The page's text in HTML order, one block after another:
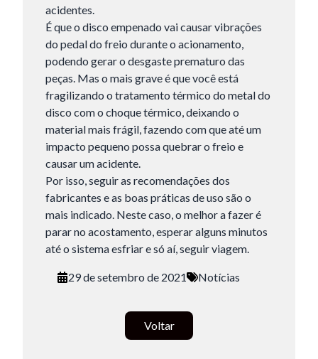
Tamanho do texto
Para aumentar ou diminuir a fonte em nosso site, utilize os
atalhos Ctrl+ (para aumentar) e Ctrl- (para diminuir) no seu
teclado.
acidentes.
É que o disco empenado vai causar vibrações
do pedal do freio durante o acionamento,
podendo gerar o desgaste prematuro das
peças. Mas o mais grave é que você está
fragilizando o tratamento térmico do metal do
disco com o choque térmico, deixando o
material mais frágil, fazendo com que até um
impacto pequeno possa quebrar o freio e
causar um acidente.
Por isso, seguir as recomendações dos
fabricantes e as boas práticas de uso são o
mais indicado. Neste caso, o melhor a fazer é
parar no acostamento, esperar alguns minutos
até o sistema esfriar e só aí, seguir viagem.
29 de setembro de 2021 Notícias
Voltar